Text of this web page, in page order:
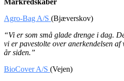
Markredskaber
Agro-Bag A/S (Bjæverskov)
“Vi er som små glade drenge i dag.
vi er pavestolte over anerkendelsen af
år siden.”
BioCover A/S (Vejen)